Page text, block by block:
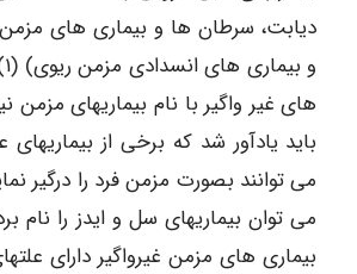
دیابت، سرطان ها و بیماری های
های غیر واگیر با نام بیماریهای مزمن
باید یادآور شد که برخی از بیماریهای
می توانند بصورت مزمن فرد را درگیر
می توان بیماریهای سل و ایدز را نام
بیماری های مزمن غیرواگیر دارای